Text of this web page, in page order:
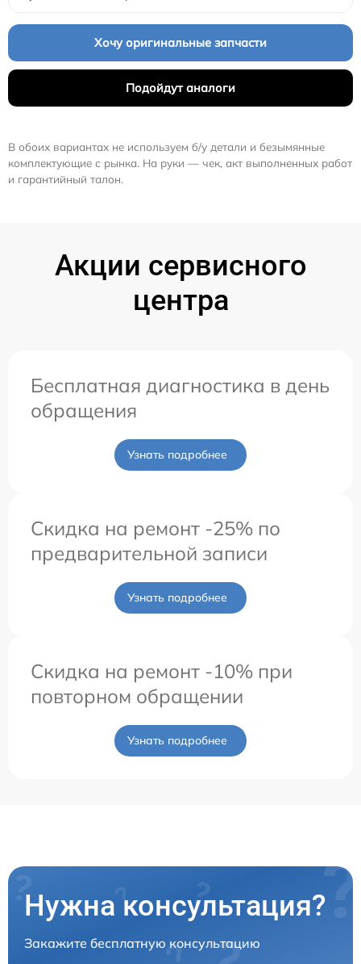
Хочу оригинальные запчасти
Подойдут аналоги
В обоих вариантах не используем б/у детали и безымянные
комплектующие с рынка. На руки — чек, акт выполненных работ
и гарантийный талон.
Акции сервисного
центра
Бесплатная диагностика в день
обращения
Узнать подробнее
Скидка на ремонт -25% по
предварительной записи
Узнать подробнее
Скидка на ремонт -10% при
повторном обращении
Узнать подробнее
Нужна консультация?
Закажите бесплатную консультацию